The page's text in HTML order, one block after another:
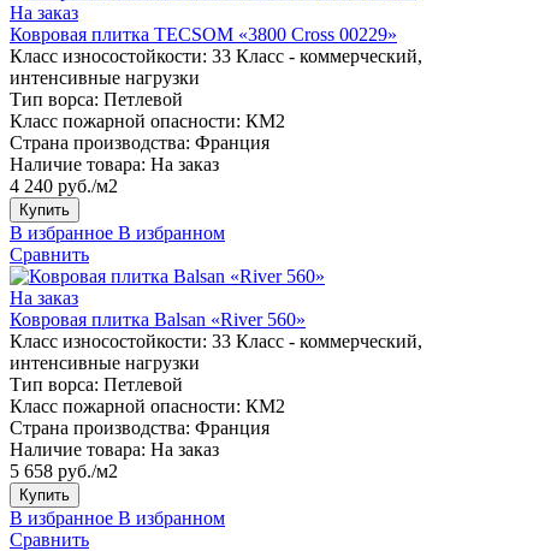
На заказ
Ковровая плитка TECSOM «3800 Cross 00229»
Класс износостойкости: 33 Класс - коммерческий,
интенсивные нагрузки
Тип ворса: Петлевой
Класс пожарной опасности: КМ2
Страна производства: Франция
Наличие товара: На заказ
4 240 руб./м2
Купить
В избранное В избранном
Сравнить
На заказ
Ковровая плитка Balsan «River 560»
Класс износостойкости: 33 Класс - коммерческий,
интенсивные нагрузки
Тип ворса: Петлевой
Класс пожарной опасности: КМ2
Страна производства: Франция
Наличие товара: На заказ
5 658 руб./м2
Купить
В избранное В избранном
Сравнить